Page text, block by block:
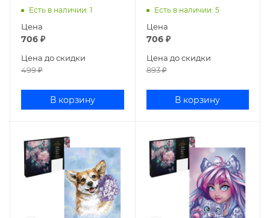
Есть в наличии: 1
Цена
706 ₽
Цена до скидки
499₽
В корзину
Есть в наличии: 5
Цена
706₽
Цена до скидки
893₽
В корзину